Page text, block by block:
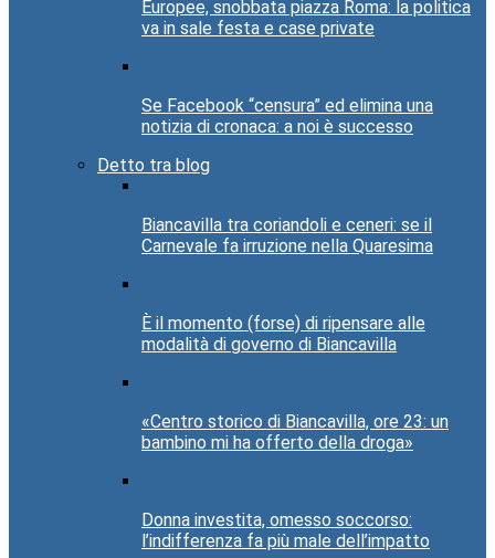
Europee, snobbata piazza Roma: la politica
va in sale festa e case private
Se Facebook “censura” ed elimina una
notizia di cronaca: a noi è successo
Detto tra blog
Biancavilla tra coriandoli e ceneri: se il
Carnevale fa irruzione nella Quaresima
È il momento (forse) di ripensare alle
modalità di governo di Biancavilla
«Centro storico di Biancavilla, ore 23: un
bambino mi ha offerto della droga»
Donna investita, omesso soccorso:
l’indifferenza fa più male dell’impatto